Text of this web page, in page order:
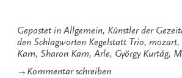
Gepostet in Allgemein, Künstler der
den Schlagworten Kegelstatt Trio, mozart,
Kam, Sharon Kam, Arle, György Kurtág,
→ Kommentar schreibenzu